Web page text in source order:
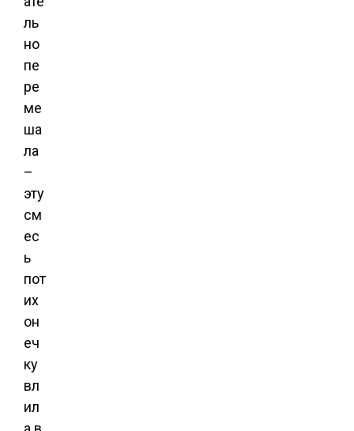
ль
но
пе
ре
ме
ша
ла
–
эту
см
ес
ь
пот
их
он
еч
ку
вл
ил